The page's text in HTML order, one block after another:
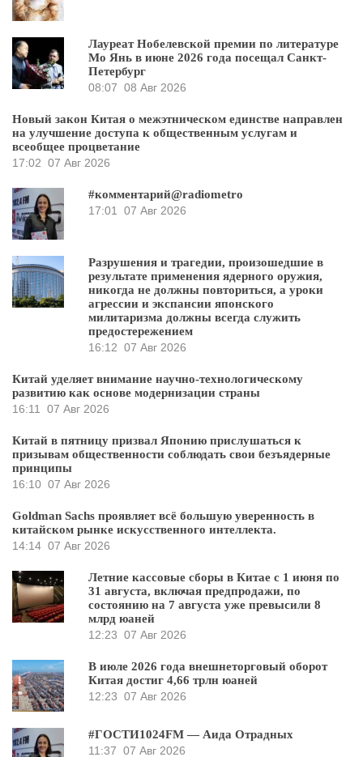
Лауреат Нобелевской премии по литературе
Мо Янь в июне 2026 года посещал Санкт-
Петербург
08:07 08 Авг 2026
Новый закон Китая о межэтническом единстве направлен
на улучшение доступа к общественным услугам и
всеобщее процветание
17:02 07 Авг 2026
#комментарий@radiometro
17:01
07 Авг 2026
Разрушения и трагедии, произошедшие в
результате применения ядерного оружия,
никогда не должны повториться, а уроки
агрессии и экспансии японского
милитаризма должны всегда служить
предостережением
16:12 07 Авг 2026
Китай уделяет внимание научно-технологическому
развитию как основе модернизации страны
16:11
07 Авг 2026
Китай в пятницу призвал Японию прислушаться к
призывам общественности соблюдать свои безъядерные
принципы
16:10 07 Авг 2026
Goldman Sachs проявляет всё большую уверенность в
китайском рынке искусственного интеллекта.
14:14 07 Авг 2026
Летние кассовые сборы в Китае с 1 июня по
31 августа, включая предпродажи, по
состоянию на 7 августа уже превысили 8
млрд юаней
12:23 07 Авг 2026
В июле 2026 года внешнеторговый оборот
Китая достиг 4,66 трлн юаней
12:23 07 Авг 2026
#ГОСТИ1024FM — Аида Отрадных
11:37 07 Авг 2026